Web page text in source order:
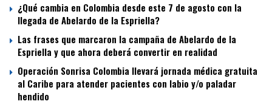
¿Qué cambia en Colombia desde este 7 de agosto con la
llegada de Abelardo de la Espriella?
Las frases que marcaron la campaña de Abelardo de la
Espriella y que ahora deberá convertir en realidad
Operación Sonrisa Colombia llevará jornada médica gratuita
al Caribe para atender pacientes con labio y/o paladar
hendido